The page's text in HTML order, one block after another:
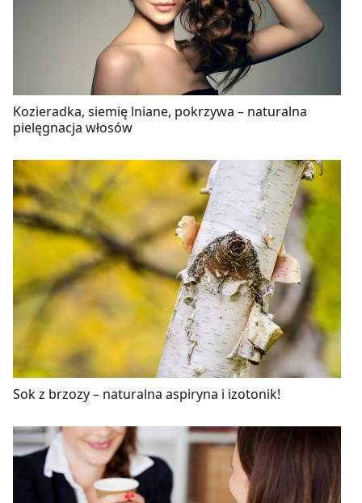
Kozieradka, siemię lniane, pokrzywa – naturalna
pielęgnacja włosów
Sok z brzozy – naturalna aspiryna i izotonik!